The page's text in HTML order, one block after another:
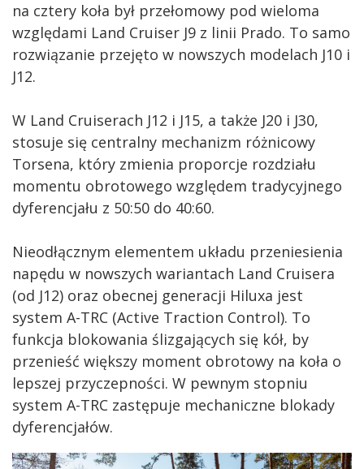
na cztery koła był przełomowy pod wieloma
względami Land Cruiser J9 z linii Prado. To samo
rozwiązanie przejęto w nowszych modelach J10 i
J12.
W Land Cruiserach J12 i J15, a także J20 i J30,
stosuje się centralny mechanizm różnicowy
Torsena, który zmienia proporcje rozdziału
momentu obrotowego względem tradycyjnego
dyferencjału z 50:50 do 40:60.
Nieodłącznym elementem układu przeniesienia
napędu w nowszych wariantach Land Cruisera
(od J12) oraz obecnej generacji Hiluxa jest
system A-TRC (Active Traction Control). To
funkcja blokowania ślizgających się kół, by
przenieść większy moment obrotowy na koła o
lepszej przyczepności. W pewnym stopniu
system A-TRC zastępuje mechaniczne blokady
dyferencjałów.